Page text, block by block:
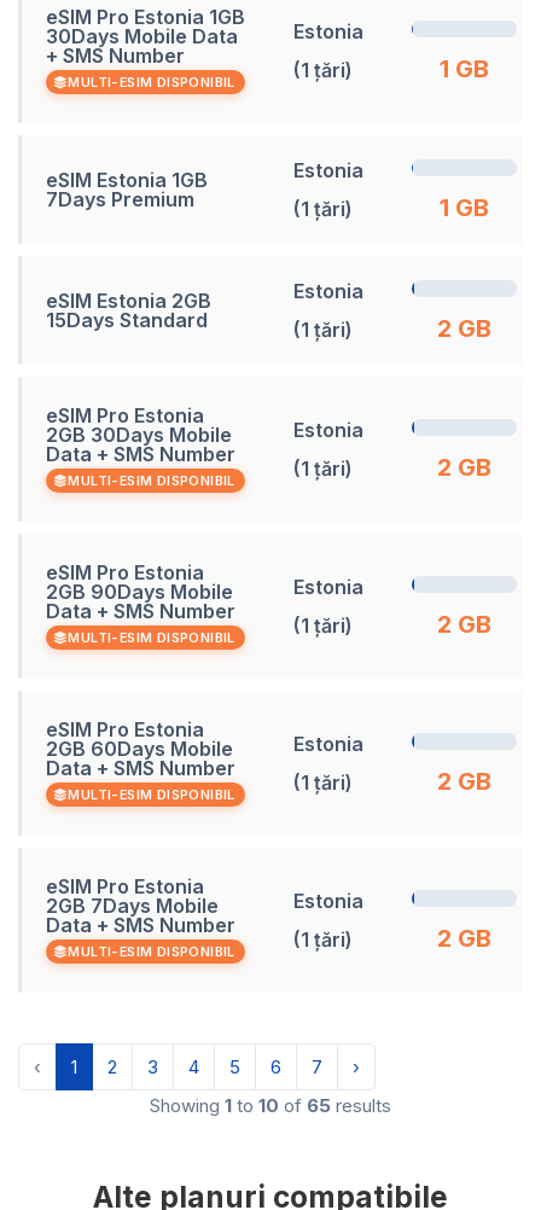
eSIM Pro Estonia 1GB
30Days Mobile Data
+ SMS Number
MULTI-ESIM DISPONIBIL
Estonia
(1 țări)
1 GB
eSIM Estonia 1GB
7Days Premium
Estonia
(1 țări)
1 GB
eSIM Estonia 2GB
15Days Standard
Estonia
(1 țări)
2 GB
eSIM Pro Estonia
2GB 30Days Mobile
Data + SMS Number
MULTI-ESIM DISPONIBIL
Estonia
(1 țări)
2 GB
eSIM Pro Estonia
2GB 90Days Mobile
Data + SMS Number
MULTI-ESIM DISPONIBIL
Estonia
(1 țări)
2 GB
eSIM Pro Estonia
2GB 60Days Mobile
Data + SMS Number
MULTI-ESIM DISPONIBIL
Estonia
(1 țări)
2 GB
eSIM Pro Estonia
2GB 7Days Mobile
Data + SMS Number
MULTI-ESIM DISPONIBIL
Estonia
(1 țări)
2 GB
‹ 1 2 3 4 5 6 7
›
Showing 1 to 10 of 65 results
Alte planuri compatibile